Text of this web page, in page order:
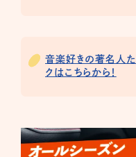
音楽好きの著名人た
クはこちらから！